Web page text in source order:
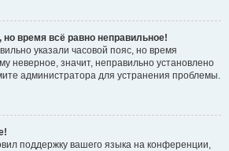
время всё равно неправильное!
указали часовой пояс, но время
неверное, значит, неправильно установлено
администратора для устранения проблемы.
поддержку вашего языка на конференции,